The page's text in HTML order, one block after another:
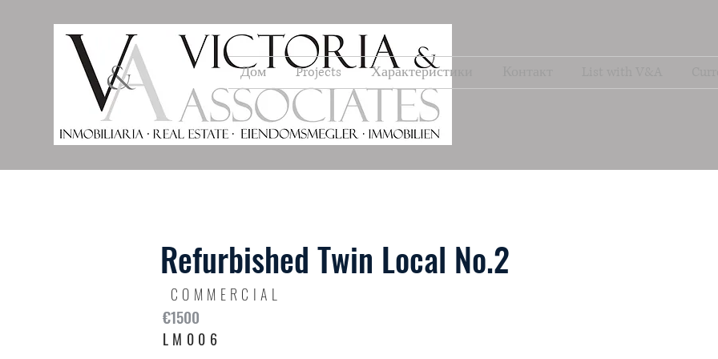
Дом Projects Характеристики
Refurbished Twin Local No.2
COMMERCIAL
€1500
LM006